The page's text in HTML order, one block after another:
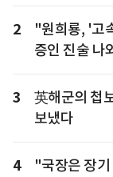
2
"원희룡, '고
증인 진술 나
3
英해군의 첩
보냈다
4 "국장은 장